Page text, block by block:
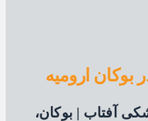
آفتاب | بوکان،